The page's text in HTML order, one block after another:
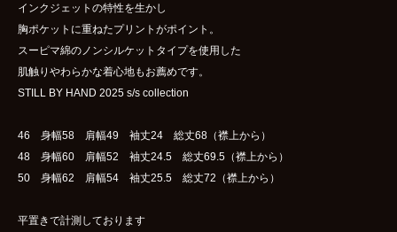
インクジェットの特性を生かし
胸ポケットに重ねたプリントがポイント。
スーピマ綿のノンシルケットタイプを使用した
肌触りやわらかな着心地もお薦めです。
STILL BY HAND 2025 s/s collection
46 身幅58 肩幅49 袖丈24 総丈68（襟上から）
48 身幅60 肩幅52 袖丈24.5 総丈69.5（襟上から）
50 身幅62 肩幅54 袖丈25.5 総丈72（襟上から）
平置きで計測しております